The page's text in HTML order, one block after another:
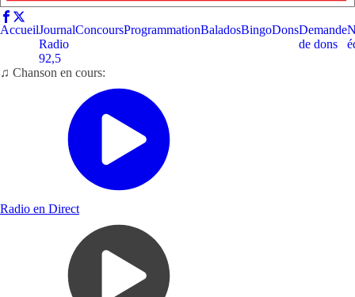
AccueilJournal
Radio
92,5
ConcoursProgrammationBaladosBingoDonsDemande
de dons
♫ Chanson en cours:
Radio en Direct